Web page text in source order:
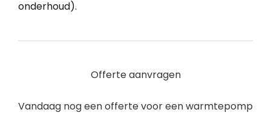
onderhoud).
Offerte aanvragen
Vandaag nog een offerte voor een warmtepomp